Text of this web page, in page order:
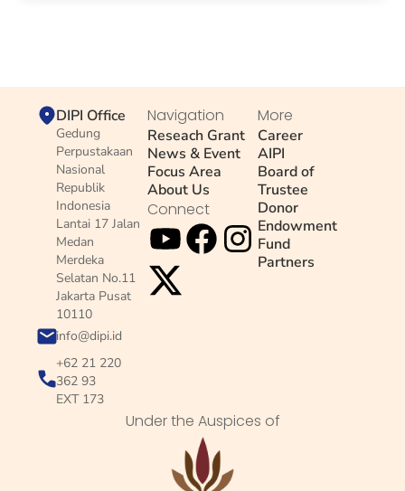
DIPI Office
Gedung
Perpustakaan
Nasional
Republik
Indonesia
Lantai 17 Jalan
Medan
Merdeka
Selatan No.11
Jakarta Pusat
10110
info@dipi.id
+62 21 220
362 93
EXT 173
Navigation
Reseach Grant
News & Event
Focus Area
About Us
Connect
More
Career
AIPI
Board of
Trustee
Donor
Endowment
Fund
Partners
Under the Auspices of